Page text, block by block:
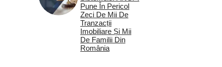
Pune În Pericol
Zeci De Mii De
Tranzacții
Imobiliare Și Mii
De Familii Din
România